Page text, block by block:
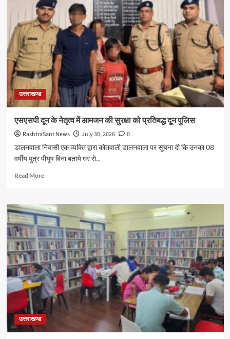
हेल्पलाइन-1905
पर
जन
शिकायतों
के
समयबद्ध
एवं
गुणवत्तापूर्ण
निस्तारण
दिए
सख्त
निर्देश
उत्तराखण्ड
एसएसपी दून के नेतृत्व में आमजन की सुरक्षा को प्रतिबद्ध दून पुलिस
RashtraSant News July 30, 2026
0
डालनवाला निवासी एक व्यक्ति द्वारा कोतवाली डालनवाला पर सूचना दी कि उनका 08
वर्षीय पुत्र पीयूष बिना बताये घर से...
Read MoreRead
एसएसपी
दून
के
नेतृत्व
में
आमजन
की
सुरक्षा
को
प्रतिबद्ध
दून
पुलिस
उत्तराखण्ड